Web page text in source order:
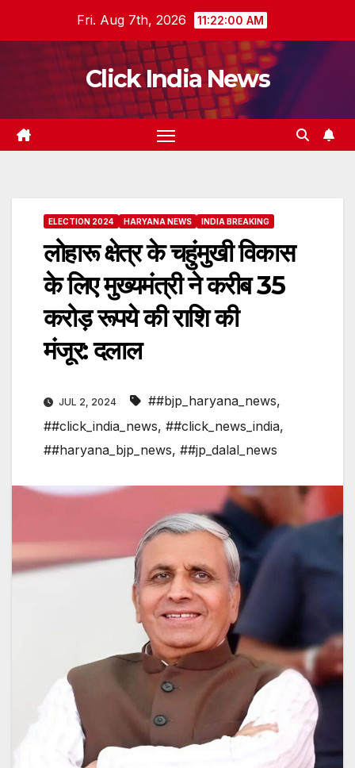
Fri. Aug 7th, 2026 11:22:01 AM
Click India News
ELECTION 2024 HARYANA NEWS INDIA BREAKING
लोहारू क्षेत्र के चहुंमुखी विकास
के लिए मुख्यमंत्री ने करीब 35
करोड़ रूपये की राशि की
मंजूर: दलाल
JUL 2, 2024 ##bjp_haryana_news,
##click_india_news, ##click_news_india,
##haryana_bjp_news, ##jp_dalal_news